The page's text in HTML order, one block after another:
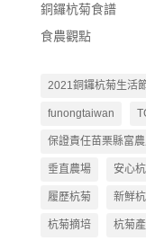
銅鑼杭菊食譜
食農觀點
2021銅鑼杭菊生活
funongtaiwan
保證責任苗栗縣富
垂直農場 安心
履歷杭菊 新鮮
杭菊摘培 杭菊